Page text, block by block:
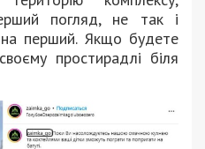
погляд, не так і
перший. Якщо будете
простирадлі біля